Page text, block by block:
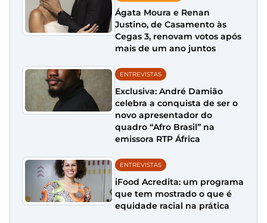
Ágata Moura e Renan
Justino, de Casamento às
Cegas 3, renovam votos após
mais de um ano juntos
ENTREVISTAS
Exclusiva: André Damião
celebra a conquista de ser o
novo apresentador do
quadro “Afro Brasil” na
emissora RTP África
ENTREVISTAS
iFood Acredita: um programa
que tem mostrado o que é
equidade racial na prática